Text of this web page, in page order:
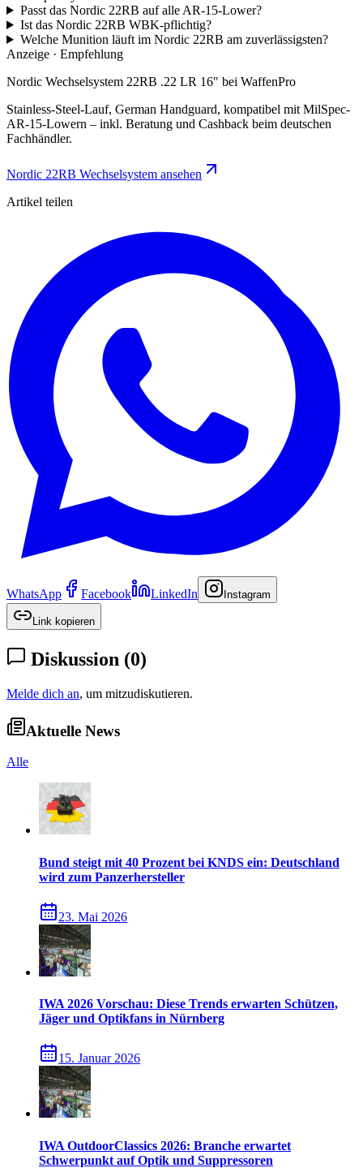
Passt das Nordic 22RB auf alle AR-15-Lower?
Ist das Nordic 22RB WBK-pflichtig?
Welche Munition läuft im Nordic 22RB am zuverlässigsten?
Anzeige · Empfehlung
Nordic Wechselsystem 22RB .22 LR 16" bei WaffenPro
Stainless-Steel-Lauf, German Handguard, kompatibel mit MilSpec-
AR-15-Lowern – inkl. Beratung und Cashback beim deutschen
Fachhändler.
Nordic 22RB Wechselsystem ansehen
Artikel teilen
WhatsApp Facebook LinkedIn Instagram
Link kopieren
Diskussion (0)
Melde dich an, um mitzudiskutieren.
Aktuelle News
Alle
Bund steigt mit 40 Prozent bei KNDS ein: Deutschland
wird zum Panzerhersteller
23. Mai 2026
IWA 2026 Vorschau: Diese Trends erwarten Schützen,
Jäger und Optikfans in Nürnberg
15. Januar 2026
IWA OutdoorClassics 2026: Branche erwartet
Schwerpunkt auf Optik und Suppressoren